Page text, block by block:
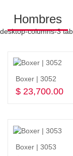
Hombres
desktop-columns-3
Boxer | 3052
$ 23,700.00
Boxer | 3053